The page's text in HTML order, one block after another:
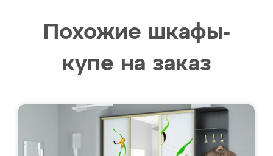
Похожие шкафы-
купе на заказ